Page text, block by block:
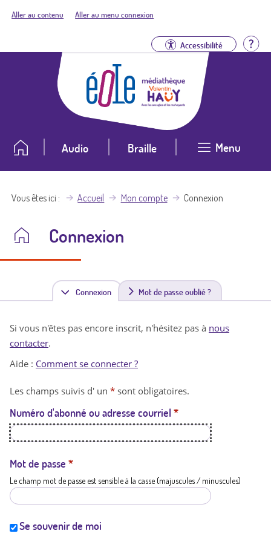
Aller au contenu Aller au menu connexion
Accessibilité
Audio Braille Menu
Vous êtes ici Accueil Mon compte Connexion
Connexion
Connexion(
n
t
a
t
i
Mot de passe oublié ?
Si vous n'êtes pas encore inscrit, n'hésitez pas à nous
contacter.
Aide : Comment se connecter ?
Les champs suivis d' un * sont obligatoires.
Numéro d'abonné ou adresse courriel *
Mot de passe *
Le champ mot de passe est sensible à la casse (majuscules / minuscules)
Se souvenir de moi